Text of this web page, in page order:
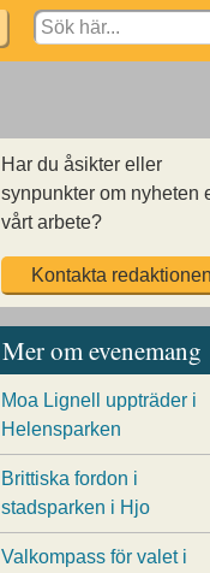
Search
for:
Har du åsikter eller
synpunkter om nyheten
vårt arbete?
Kontakta redaktionen
Mer om evenemang
Moa Lignell uppträder i
Helensparken
Brittiska fordon i
stadsparken i Hjo
Valkompass för valet i